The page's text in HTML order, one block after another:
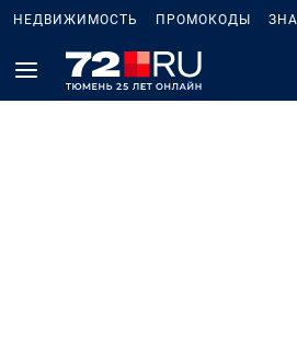
НЕДВИЖИМОСТЬ ПРОМОКОДЫ